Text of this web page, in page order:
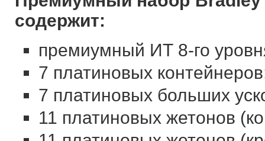
содержит:
премиумный ИТ 8-го
7 платиновых
7 платиновых больших
11 платиновых жетонов